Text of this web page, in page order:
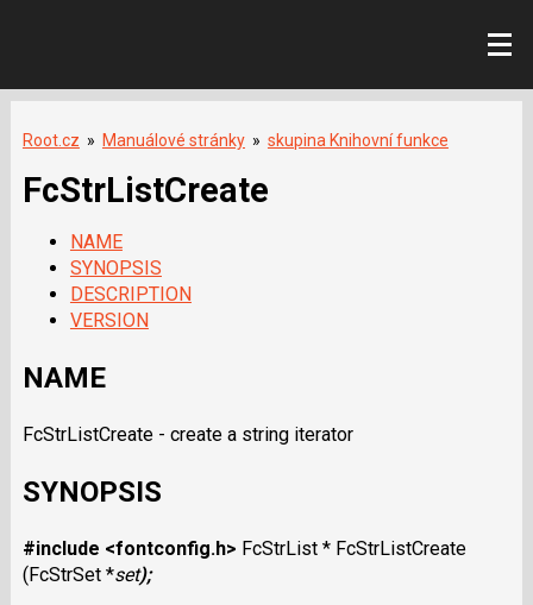
Root.cz » Manuálové stránky » skupina Knihovní funkce
FcStrListCreate
NAME
SYNOPSIS
DESCRIPTION
VERSION
NAME
FcStrListCreate - create a string iterator
SYNOPSIS
#include <fontconfig.h> FcStrList * FcStrListCreate
(FcStrSet *set);